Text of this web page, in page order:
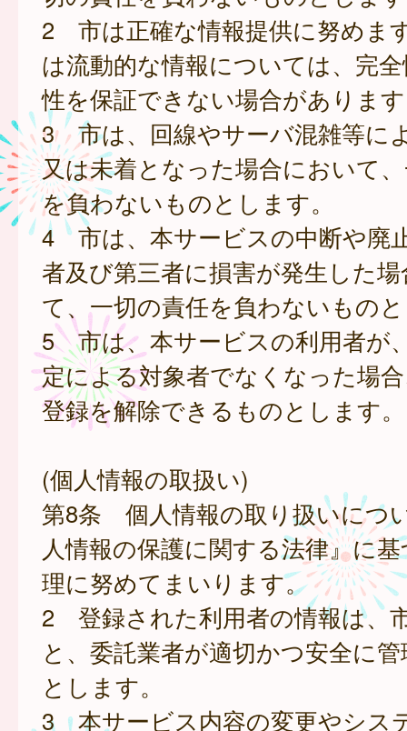
2 市は正確な情報提供に努めま
は流動的な情報については、完
性を保証できない場合がありま
3 市は、回線やサーバ混雑等に
又は未着となった場合において
を負わないものとします。
4 市は、本サービスの中断や廃
者及び第三者に損害が発生した
て、一切の責任を負わないもの
5 市は、本サービスの利用者が
定による対象者でなくなった場
登録を解除できるものとします。
(個人情報の取扱い)
第8条 個人情報の取り扱いにつ
人情報の保護に関する法律』に
理に努めてまいります。
2 登録された利用者の情報は、
と、委託業者が適切かつ安全に
とします。
3 本サービス内容の変更やシス